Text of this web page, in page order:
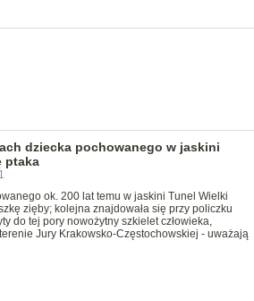
dziecka pochowanego w jaskini
ptaka
ok. 200 lat temu w jaskini Tunel Wielki
zięby; kolejna znajdowała się przy policzku
do tej pory nowożytny szkielet człowieka,
Jury Krakowsko-Częstochowskiej - uważają